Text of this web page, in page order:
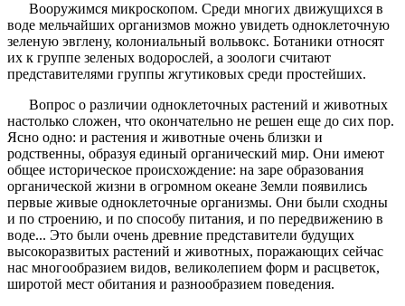
Вооружимся микроскопом. Среди многих движущихся в
воде мельчайших организмов можно увидеть одноклеточную
зеленую эвглену, колониальный вольвокс. Ботаники относят
их к группе зеленых водорослей, а зоологи считают
представителями группы жгутиковых среди простейших.
Вопрос о различии одноклеточных растений и животных
настолько сложен, что окончательно не решен еще до сих пор.
Ясно одно: и растения и животные очень близки и
родственны, образуя единый органический мир. Они имеют
общее историческое происхождение: на заре образования
органической жизни в огромном океане Земли появились
первые живые одноклеточные организмы. Они были сходны
и по строению, и по способу питания, и по передвижению в
воде... Это были очень древние представители будущих
высокоразвитых растений и животных, поражающих сейчас
нас многообразием видов, великолепием форм и расцветок,
широтой мест обитания и разнообразием поведения.